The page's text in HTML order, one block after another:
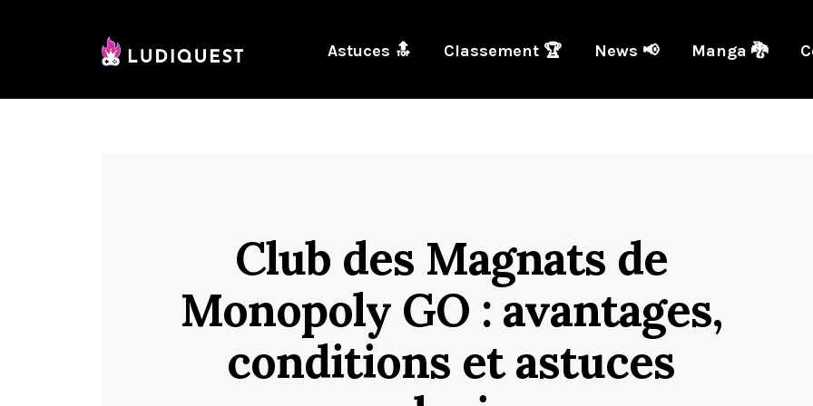
Astuces 🔝 Classement 🏆 News 📢 Manga 🐉
Club des Magnats de
Monopoly GO : avantages,
conditions et astuces